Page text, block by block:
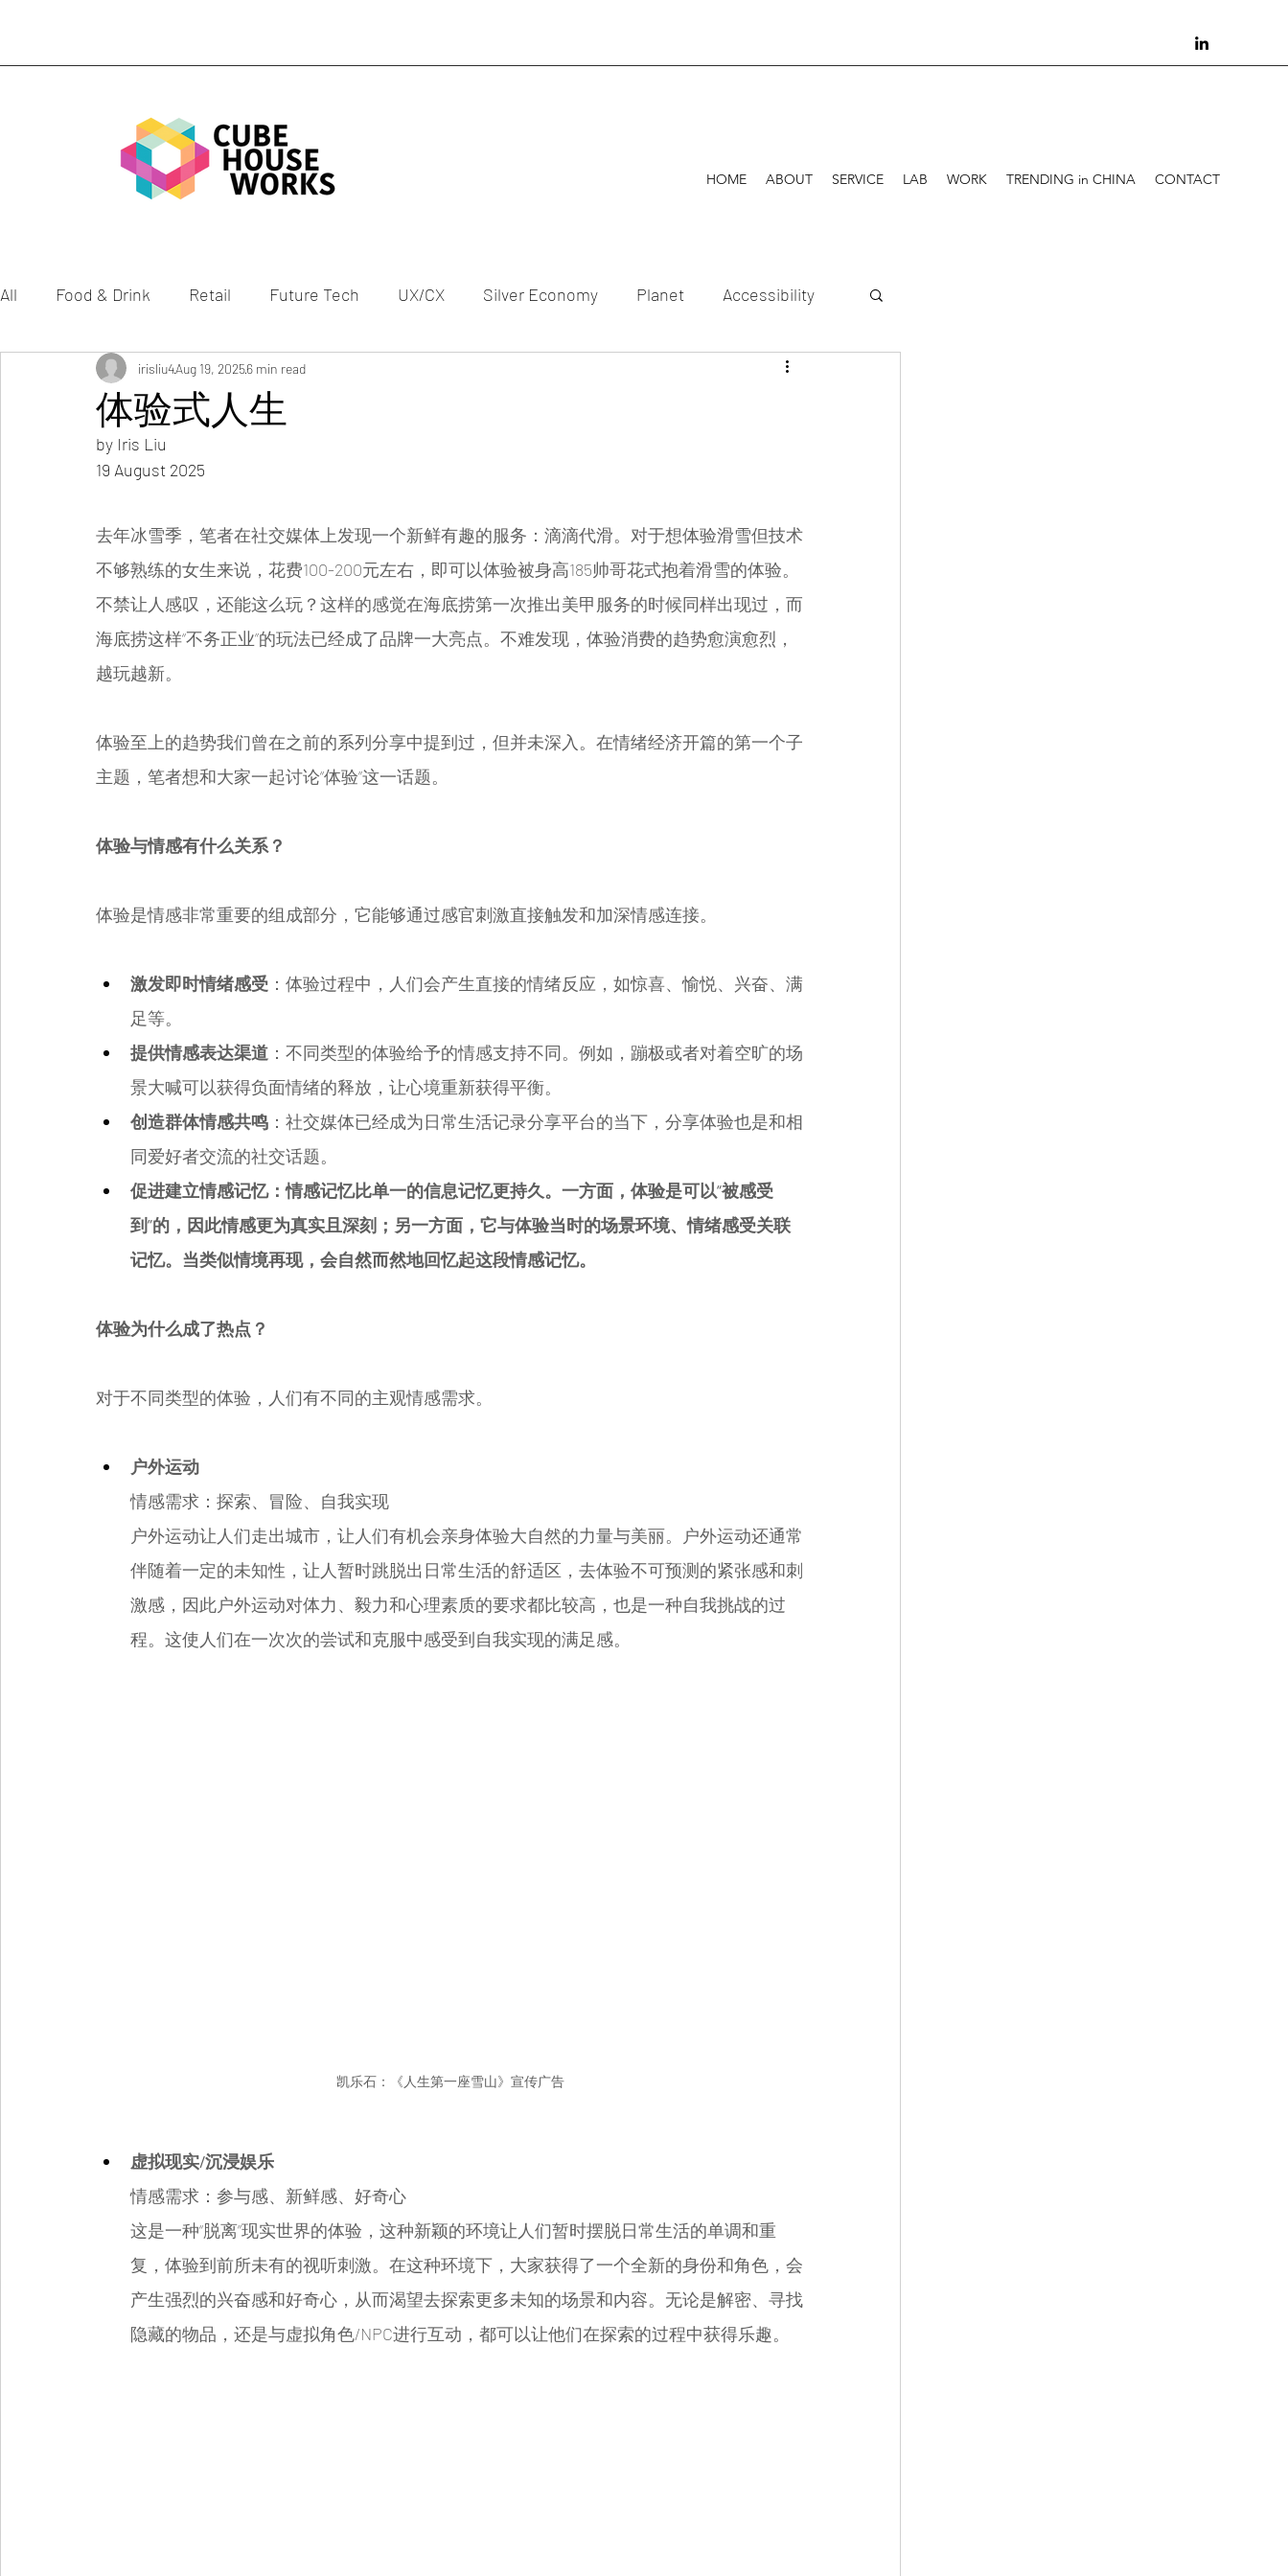
HOME ABOUT SERVICE LAB WORK TRENDING in CHINA CONTACT
All Food & Drink Retail Future Tech UX/CX Silver Economy Planet Accessibility
Gen Z Health Culture
体验式人生
irisliu4Aug 19, 20256 min read
by Iris Liu
19 August 2025
去年冰雪季，笔者在社交媒体上发现一个新鲜有趣的服务：滴滴代滑。对于想体验滑雪但技术
不够熟练的女生来说，花费100-200元左右，即可以体验被身高185帅哥花式抱着滑雪的体验。
不禁让人感叹，还能这么玩？这样的感觉在海底捞第一次推出美甲服务的时候同样出现过，而
海底捞这样“不务正业”的玩法已经成了品牌一大亮点。不难发现，体验消费的趋势愈演愈烈，
越玩越新。
体验至上的趋势我们曾在之前的系列分享中提到过，但并未深入。在情绪经济开篇的第一个子
主题，笔者想和大家一起讨论“体验”这一话题。
体验与情感有什么关系？
体验是情感非常重要的组成部分，它能够通过感官刺激直接触发和加深情感连接。
激发即时情绪感受 ：体验过程中，人们会产生直接的情绪反应，如惊喜、愉悦、兴奋、满
足等。
提供情感表达渠道 ：不同类型的体验给予的情感支持不同。例如，蹦极或者对着空旷的场
景大喊可以获得负面情绪的释放，让心境重新获得平衡。
创造群体情感共鸣 ：社交媒体已经成为日常生活记录分享平台的当下，分享体验也是和相
同爱好者交流的社交话题。
促进建立情感记忆：情感记忆比单一的信息记忆更持久。一方面，体验是可以“被感受
到”的，因此情感更为真实且深刻；另一方面，它与体验当时的场景环境、情绪感受关联
记忆。当类似情境再现，会自然而然地回忆起这段情感记忆。
体验为什么成了热点？
对于不同类型的体验，人们有不同的主观情感需求。
户外运动
情感需求：探索、冒险、自我实现
户外运动让人们走出城市，让人们有机会亲身体验大自然的力量与美丽。户外运动还通常
伴随着一定的未知性，让人暂时跳脱出日常生活的舒适区，去体验不可预测的紧张感和刺
激感，因此户外运动对体力、毅力和心理素质的要求都比较高，也是一种自我挑战的过
程。这使人们在一次次的尝试和克服中感受到自我实现的满足感。
凯乐石：《人生第一座雪山》宣传广告
虚拟现实/沉浸娱乐
情感需求：参与感、新鲜感、好奇心
这是一种“脱离”现实世界的体验，这种新颖的环境让人们暂时摆脱日常生活的单调和重
复，体验到前所未有的视听刺激。在这种环境下，大家获得了一个全新的身份和角色，会
产生强烈的兴奋感和好奇心，从而渴望去探索更多未知的场景和内容。无论是解密、寻找
隐藏的物品，还是与虚拟角色/NPC进行互动，都可以让他们在探索的过程中获得乐趣。